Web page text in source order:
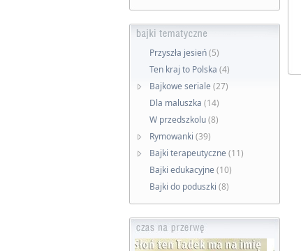
Przyszła jesień(5)
Ten kraj to Polska (4)
Bajkowe seriale (27)
Dla maluszka (14)
W przedszkolu(8)
Rymowanki (39)
Bajki terapeutyczne (11)
Bajki edukacyjne (10)
Bajki do poduszki (8)